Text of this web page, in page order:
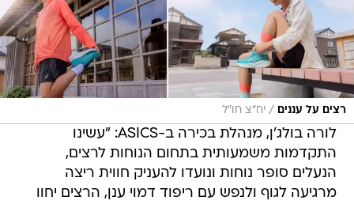
רצים על עננים / יח"צ חו"ל
לורה בולג'ן, מנהלת בכירה ב-ASICS: "עשינו
התקדמות משמעותית בתחום הנוחות לרצים,
הנעלים סופר נוחות ונועדו להעניק חווית ריצה
מרגיעה לגוף ולנפש עם ריפוד דמוי ענן, הרצים יחוו